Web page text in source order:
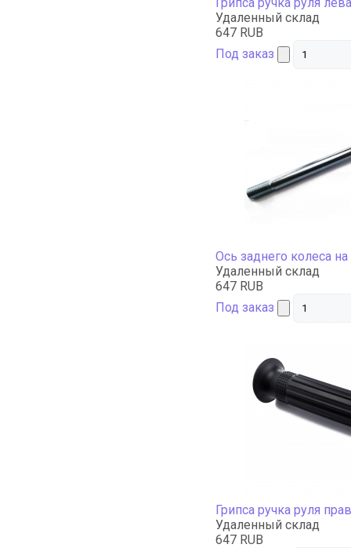
Удаленный склад
647 RUB
Под заказ
Ось заднего колеса
Удаленный склад
647 RUB
Под заказ
Грипса ручка руля
Удаленный склад
647 RUB